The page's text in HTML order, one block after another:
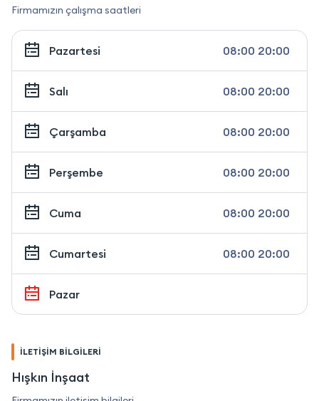
Firmamızın çalışma saatleri
Pazartesi 08:00 20:00
Salı 08:00 20:00
Çarşamba 08:00 20:00
Perşembe 08:00 20:00
Cuma 08:00 20:00
Cumartesi 08:00 20:00
Pazar
İLETİŞİM BİLGİLERİ
Hışkın İnşaat